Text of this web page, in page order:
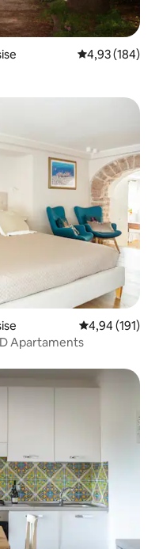
Évaluation
4,93 (184)
appréciés
Évaluation
4,94 (191)
Apartaments